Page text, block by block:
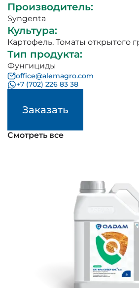
Производитель:
Syngenta
Культура:
Картофель, Томаты открытого
Тип продукта:
Фунгициды
Заказать
office@alemagro.com
+7 (702) 226 83 38
Смотреть все